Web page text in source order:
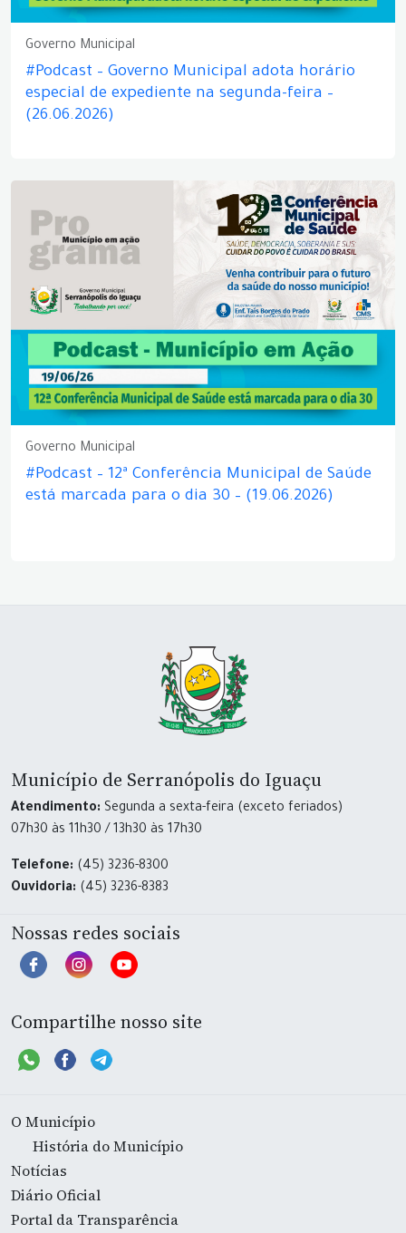
Governo Municipal
#Podcast – Governo Municipal adota horário
especial de expediente na segunda-feira –
(26.06.2026)
Governo Municipal
#Podcast – 12ª Conferência Municipal de Saúde
está marcada para o dia 30 – (19.06.2026)
Município de Serranópolis do Iguaçu
Atendimento: Segunda a sexta-feira (exceto feriados)
07h30 às 11h30 / 13h30 às 17h30
Telefone: (45) 3236-8300
Ouvidoria: (45) 3236-8383
Nossas redes sociais
Compartilhe nosso site
O Município
História do Município
Notícias
Diário Oficial
Portal da Transparência